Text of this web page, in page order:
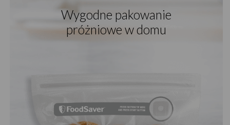
Wygodne pakowanie
próżniowe w domu